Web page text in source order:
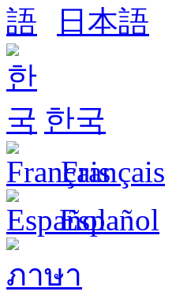
日本語
한국
Français
Español